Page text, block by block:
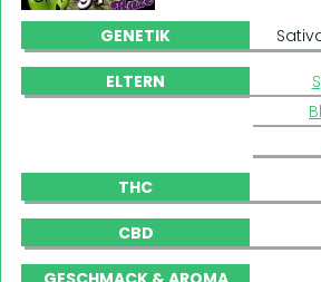
GENETIK
ELTERN
THC
CBD